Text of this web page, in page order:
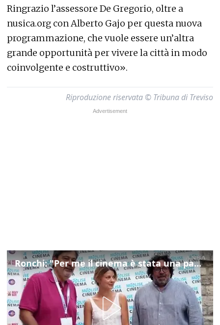
Ringrazio l’assessore De Gregorio, oltre a
nusica.org con Alberto Gajo per questa nuova
programmazione, che vuole essere un’altra
grande opportunità per vivere la città in modo
coinvolgente e costruttivo».
Riproduzione riservata © Tribuna di Treviso
Ronchi: "Per me il cinema è stata una passione, monografia dedicata è un bel regalo"